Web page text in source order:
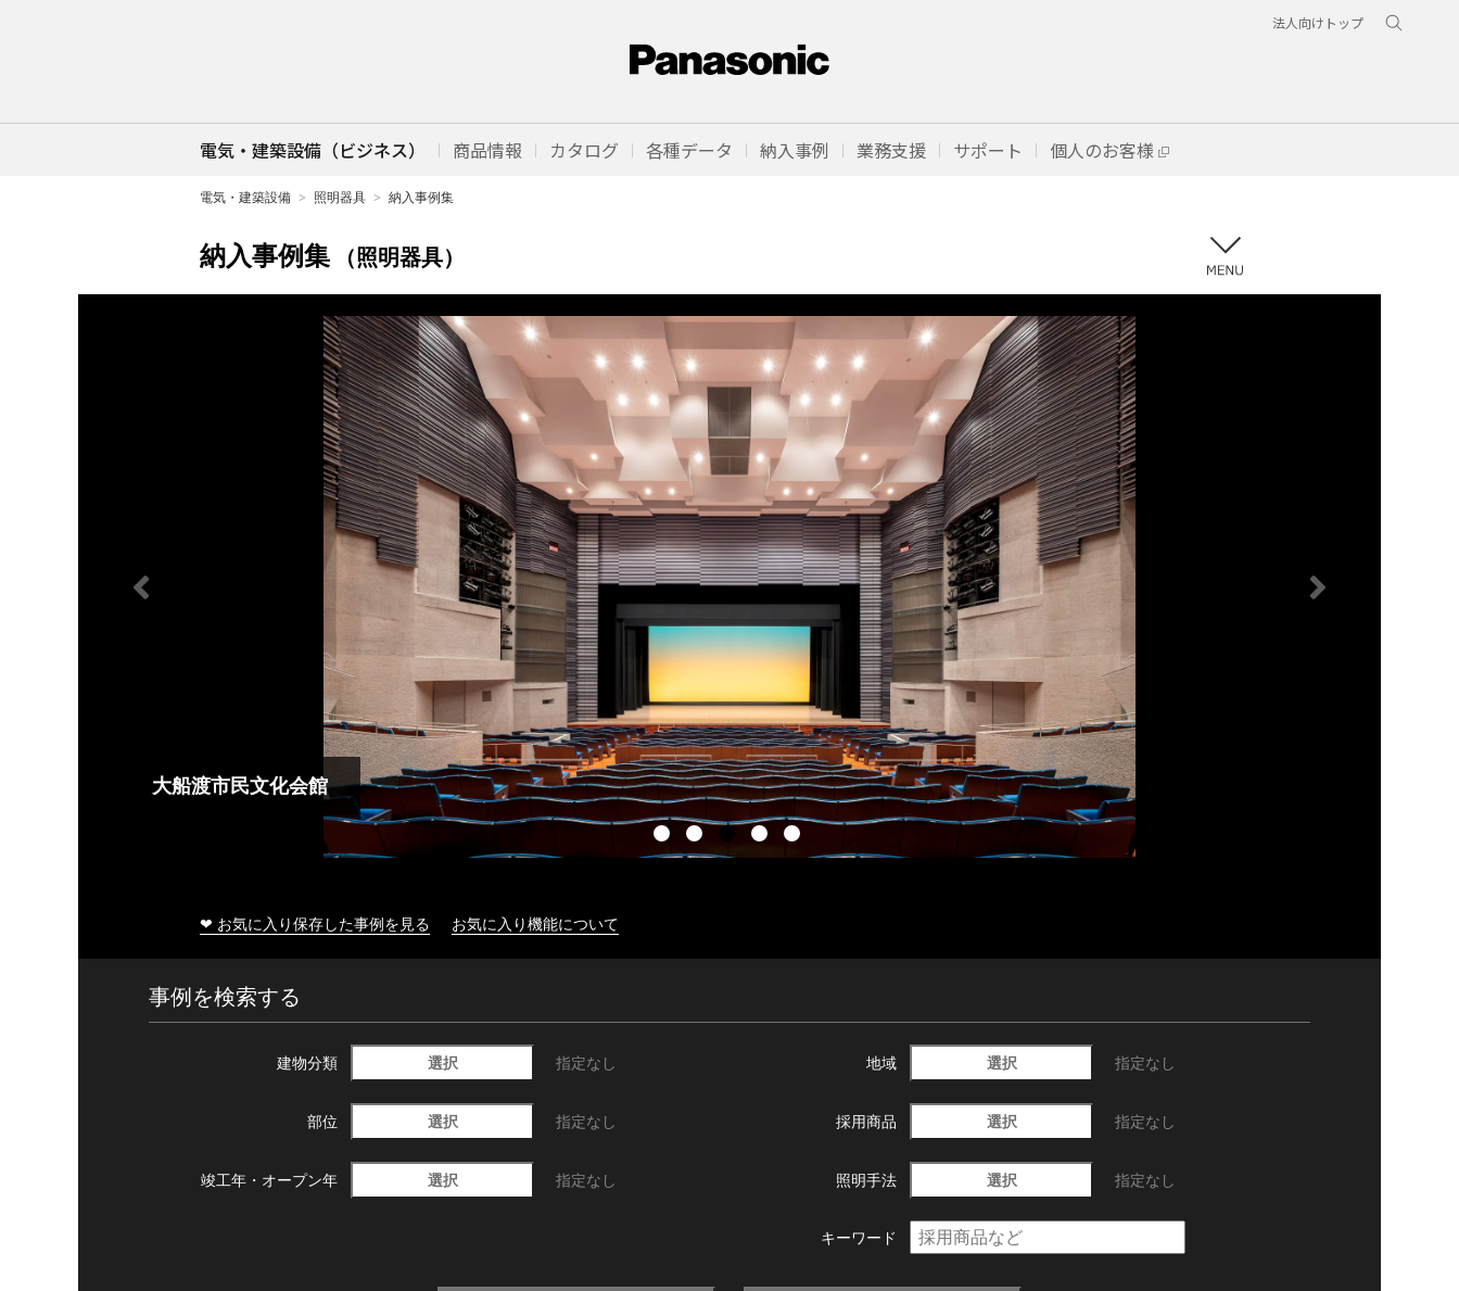
法人向けトップ
電気・建築設備（ビジネス） 商品情報 カタログ 各種データ 納入事例 業務支援 サポート 個人のお客様
電気・建築設備 照明器具 納入事例集
納入事例集 （照明器具）
大船渡市民文化会館
❤ お気に入り保存した事例を見る お気に入り機能について
事例を検索する
建物分類 選択 指定なし 地域 選択 指定なし
部位 選択 指定なし 採用商品 選択 指定なし
竣工年・ オープン年 選択 指定なし 照明手法 選択 指定なし
キーワード